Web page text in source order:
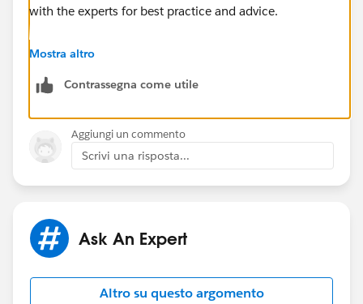
with the experts for best practice and advice.
https://success.salesforce.com/_ui/core/chatter/gro
Regards,
Jayson
Mostra altro
Contrassegna come utile
Aggiungi un commento
Scrivi una risposta...
Ask An Expert
Altro su questo argomento